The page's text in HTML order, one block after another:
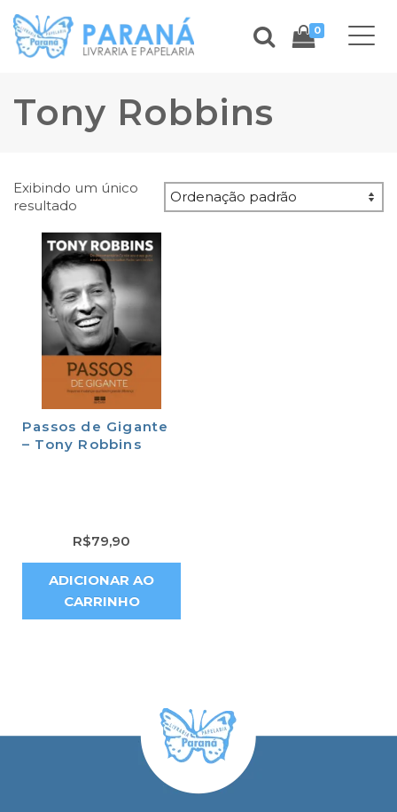
0
Tony Robbins
Exibindo um único
resultado
Passos de Gigante
– Tony Robbins
R$79,90
ADICIONAR AO
CARRINHO